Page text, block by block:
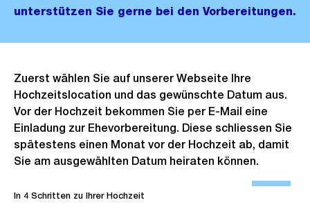
unterstützen Sie gerne bei den Vorbereitungen.
Zuerst wählen Sie auf unserer Webseite Ihre
Hochzeitslocation und das gewünschte Datum aus.
Vor der Hochzeit bekommen Sie per E-Mail eine
Einladung zur Ehevorbereitung. Diese schliessen Sie
spätestens einen Monat vor der Hochzeit ab, damit
Sie am ausgewählten Datum heiraten können.
In 4 Schritten zu Ihrer Hochzeit